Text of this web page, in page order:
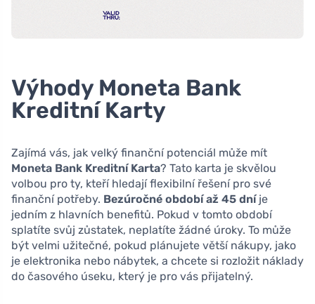
Výhody Moneta Bank
Kreditní Karty
Zajímá vás, jak velký finanční potenciál může mít
Moneta Bank Kreditní Karta? Tato karta je skvělou
volbou pro ty, kteří hledají flexibilní řešení pro své
finanční potřeby. Bezúročné období až 45 dníje
jedním z hlavních benefitů. Pokud v tomto období
splatíte svůj zůstatek, neplatíte žádné úroky. To může
být velmi užitečné, pokud plánujete větší nákupy, jako
je elektronika nebo nábytek, a chcete si rozložit náklady
do časového úseku, který je pro vás přijatelný.